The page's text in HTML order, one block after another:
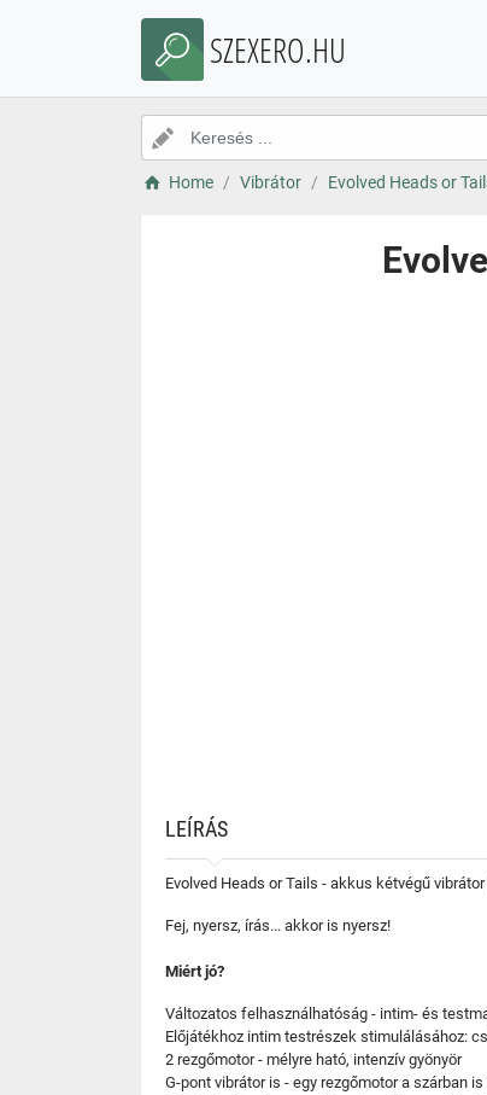
SZEXERO.HU
Home Vibrátor Evolved Heads or
LEÍRÁS
Evolved Heads or Tails - akkus kétvégű
Fej, nyersz, írás... akkor is nyersz!
Miért jó?
Változatos felhasználhatóság - intim- és
Előjátékhoz intim testrészek stimulálásához:
2 rezgőmotor - mélyre ható, intenzív gyönyör
G-pont vibrátor is - egy rezgőmotor a szárban